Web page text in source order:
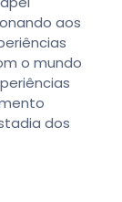
aos
o mundo
dos